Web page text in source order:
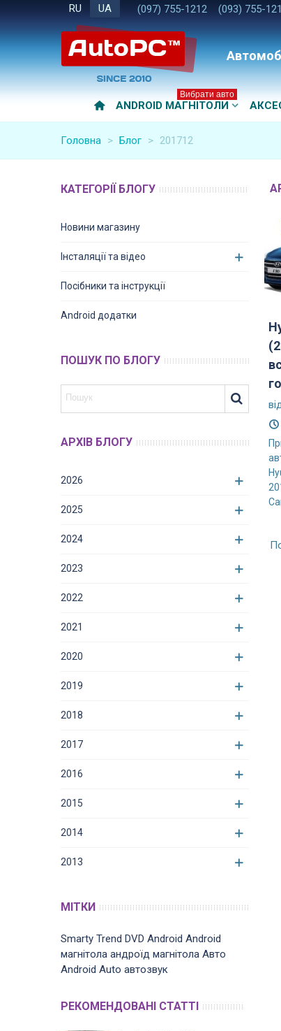
RU UA (097) 755-1212 (093) 755-
ANDROID МАГНІТОЛИ
Вибрати авто
Головна > Блог > 201712
КАТЕГОРІЇ БЛОГУ
Новини магазину
Інсталяції та відео
Посібники та інструкції
Android додатки
ПОШУК ПО БЛОГУ
АРХІВ БЛОГУ
2026
2025
2024
2023
2022
2021
2020
2019
2018
2017
2016
2015
2014
2013
МІТКИ
Smarty Trend DVD Android Android
магнітола андроїд магнітола Авто
Android Auto автозвук
РЕКОМЕНДОВАНІ СТАТТІ